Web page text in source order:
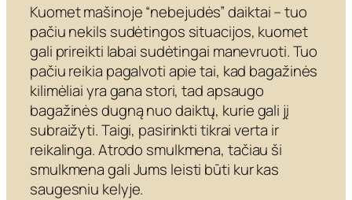
Kuomet mašinoje “nebejudės” daiktai – tuo
pačiu nekils sudėtingos situacijos, kuomet
gali prireikti labai sudėtingai manevruoti. Tuo
pačiu reikia pagalvoti apie tai, kad bagažinės
kilimėliai yra gana stori, tad apsaugo
bagažinės dugną nuo daiktų, kurie gali jį
subraižyti. Taigi, pasirinkti tikrai verta ir
reikalinga. Atrodo smulkmena, tačiau ši
smulkmena gali Jums leisti būti kur kas
saugesniu kelyje.